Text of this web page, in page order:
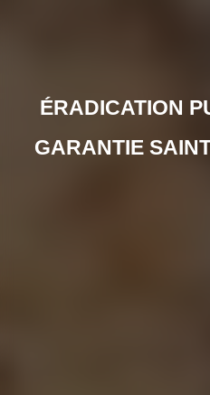
ÉRADICATION
GARANTIE